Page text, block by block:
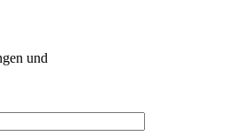
und